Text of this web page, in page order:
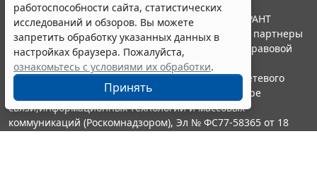
работоспособности сайта, статистических
исследований и обзоров. Вы можете
запретить обработку указанных данных в
настройках браузера. Пожалуйста,
ознакомьтесь с условиями их обработки.
Принять
© ООО "НПП "ГАРАНТ-СЕРВИС", 2026. Система ГАРАНТ
выпускается с 1990 года. Компания "Гарант" и ее партнеры
являются участниками Российской ассоциации правовой
информации ГАРАНТ.
Портал ГАРАНТ.РУ зарегистрирован в качестве сетевого
издания Федеральной службой по надзору в сфере
связи,информационных технологий и массовых
коммуникаций (Роскомнадзором), Эл № ФС77-58365 от 18